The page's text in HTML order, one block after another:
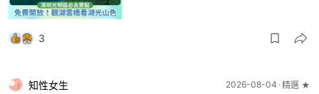
3
知性女生 2026-08-04 精選 ★